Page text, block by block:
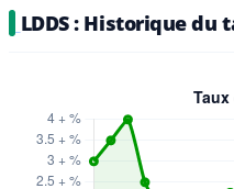
LDDS : Historique du